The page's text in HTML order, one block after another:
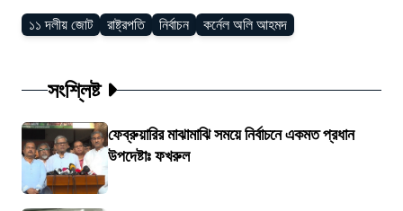
১১ দলীয় জোট রাষ্ট্রপতি নির্বাচন কর্নেল অলি আহমদ
সংশ্লিষ্ট
ফেব্রুয়ারির মাঝামাঝি সময়ে নির্বাচনে একমত প্রধান
উপদেষ্টাঃ ফখরুল